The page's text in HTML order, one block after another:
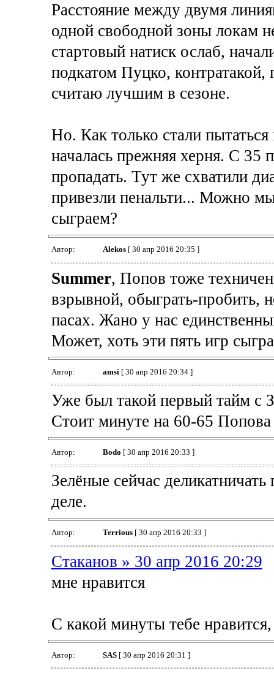
Расстояние между двумя
одной свободной зоны локам
стартовый натиск ослаб,
подкатом Пуцко,
считаю лучшим в сезоне.
Но. Как только стали
началась прежняя херня. С 35
пропадать. Тут же схватили
привезли пенальти... Можно
сыграем?
Автор: Alekos[ 30 апр 2016 20:35 ]
Summer, Попов тоже
взрывной, обыграть-
пасах. Жано у нас
Может, хоть эти пять игр
Автор: amsi [ 30 апр 2016 20:34 ]
Уже был такой первый тайм с
Стоит минуте на 60-65 Попова
Автор: Bodo [ 30 апр 2016 20:33 ]
Зелёные сейчас
деле.
Автор: Terrious[ 30 апр 2016 20:33 ]
Cтаканов » 30 апр 2016 20:29
мне нравится
С какой минуты тебе
Автор: SAS[ 30 апр 2016 20:31 ]